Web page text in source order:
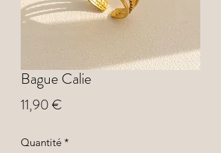
Bague Calie
11,90 €
Quantité *